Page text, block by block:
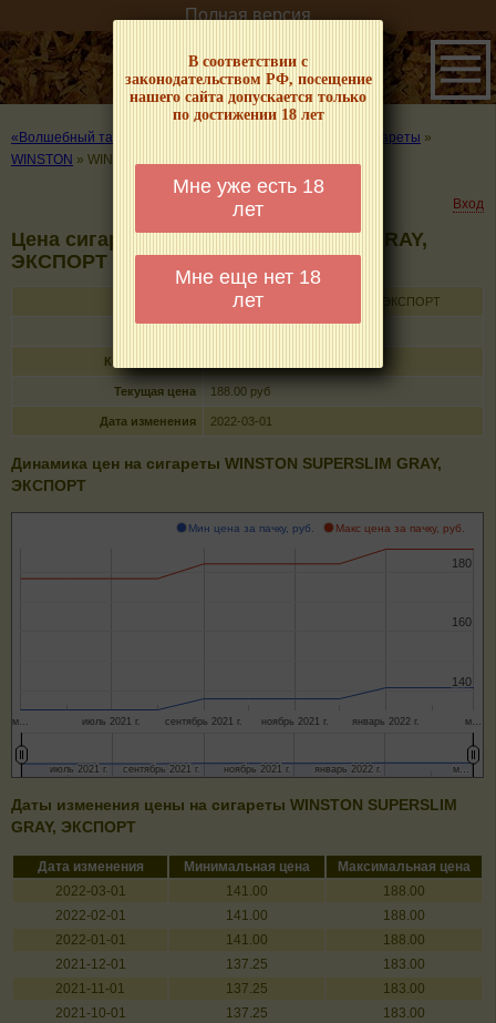
В соответствии с
законодательством РФ, посещение
нашего сайта допускается только
по достижении 18 лет
Мне уже есть 18
лет
Мне еще нет 18
лет
Полная версия
«Волшебный табачок» – о табаке и курении Цены на сигареты »
WINSTON » WINSTON SUPERSLIM GRAY, ЭКСПОРТ
Вход
Цена сигарет WINSTON SUPERSLIM GRAY,
ЭКСПОРТ
WINSTON SUPERSLIM GRAY, ЭКСПОРТ
Кол-во в пачке
Текущая цена 188.00 руб
Дата изменения 2022-03-01
Динамика цен на сигареты WINSTON SUPERSLIM GRAY,
ЭКСПОРТ
Мин цена за пачку, руб. Макс цена за пачку, руб.
м… июль 2021 г. сентябрь 2021 г. ноябрь 2021 г. январь 2022 г. м…
140
140
160
160
180
180
июль 2021 г.
июль 2021 г. сентябрь 2021 г.
сентябрь 2021 г. ноябрь 2021 г.
ноябрь 2021 г. январь 2022 г.
январь 2022 г. м…
м…
Даты изменения цены на сигареты WINSTON SUPERSLIM
GRAY, ЭКСПОРТ
Дата изменения Минимальная цена
Максимальная цена
2022-03-01
141.00
188.00
2022-02-01
141.00
188.00
2022-01-01
141.00
188.00
2021-12-01
137.25
183.00
2021-11-01
137.25
183.00
2021-10-01
137.25
183.00